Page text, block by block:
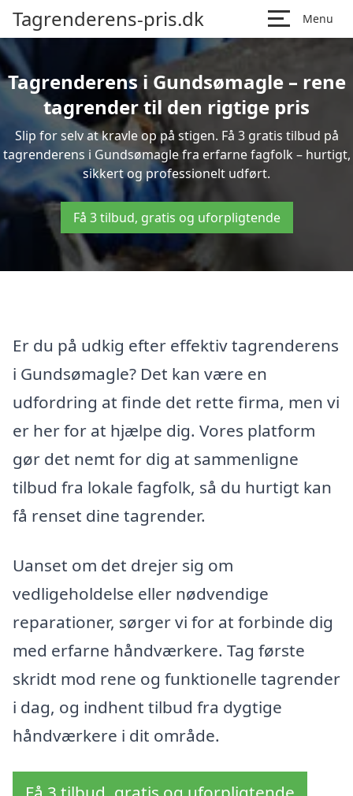
Tagrenderens-pris.dk Menu
Tagrenderens i Gundsømagle – rene
tagrender til den rigtige pris
Slip for selv at kravle op på stigen. Få 3 gratis tilbud på
tagrenderens i Gundsømagle fra erfarne fagfolk – hurtigt,
sikkert og professionelt udført.
Få 3 tilbud, gratis og uforpligtende
Er du på udkig efter effektiv tagrenderens
i Gundsømagle? Det kan være en
udfordring at finde det rette firma, men vi
er her for at hjælpe dig. Vores platform
gør det nemt for dig at sammenligne
tilbud fra lokale fagfolk, så du hurtigt kan
få renset dine tagrender.
Uanset om det drejer sig om
vedligeholdelse eller nødvendige
reparationer, sørger vi for at forbinde dig
med erfarne håndværkere. Tag første
skridt mod rene og funktionelle tagrender
i dag, og indhent tilbud fra dygtige
håndværkere i dit område.